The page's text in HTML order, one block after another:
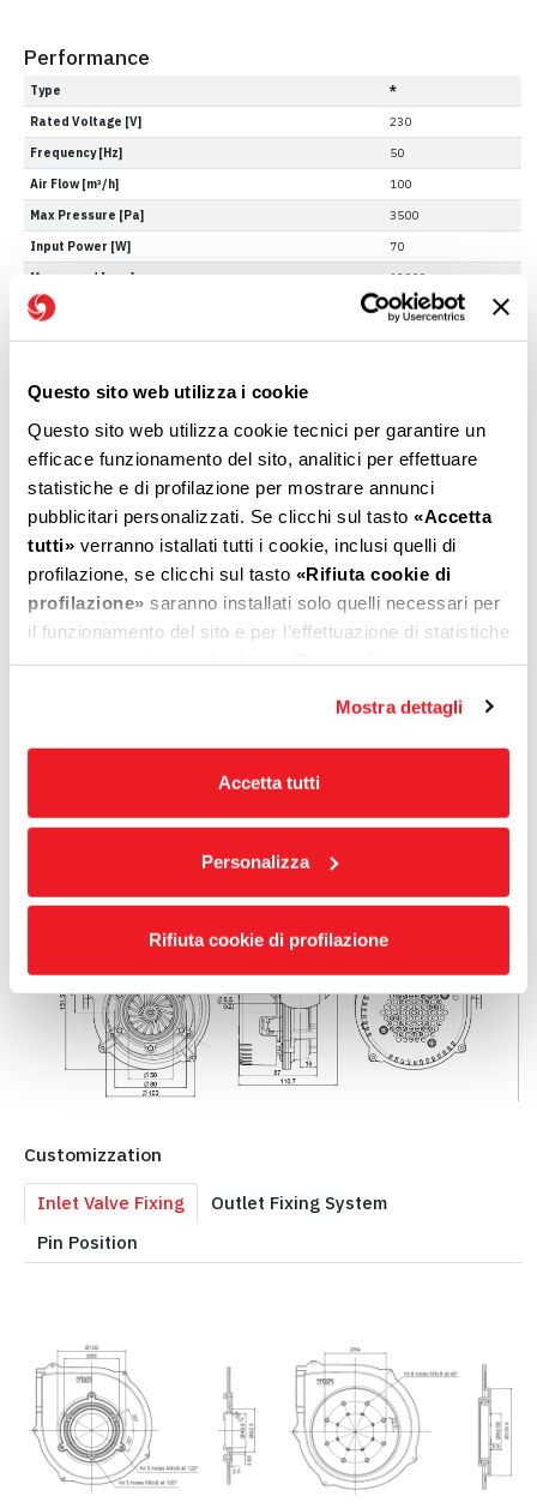
Questo sito web utilizza i cookie
Questo sito web utilizza cookie tecnici per garantire un
efficace funzionamento del sito, analitici per effettuare
statistiche e di profilazione per mostrare annunci
pubblicitari personalizzati. Se clicchi sul tasto «Accetta
tutti» verranno istallati tutti i cookie, inclusi quelli di
profilazione, se clicchi sul tasto «Rifiuta cookie di
profilazione» saranno installati solo quelli necessari per
il funzionamento del sito e per l’effettuazione di statistiche
Clicca quiper visualizzare la cookie policy.
Mostra dettagli
Accetta tutti
Personalizza
Rifiuta cookie di profilazione
Performance
Type
*
Rated Voltage [V]
230
Frequency [Hz]
50
Air Flow [m³/h]
100
Max Pressure [Pa]
3500
Input Power [W]
70
Max speed [rpm]
12000
* Table shows the maximum performance of the series. Different performances can be reached
Pressure/Delivery
Customizzation
Inlet Valve Fixing
Outlet Fixing System
Pin Position